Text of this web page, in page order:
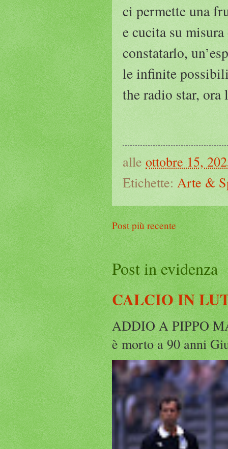
ci permette una
e cucita su
constatarlo,
le infinite
the radio star,
alle ottobre 15,
Etichette: Arte &
Post più recente
Post in evidenza
CALCIO IN
ADDIO A PIPPO
è morto a 90 anni